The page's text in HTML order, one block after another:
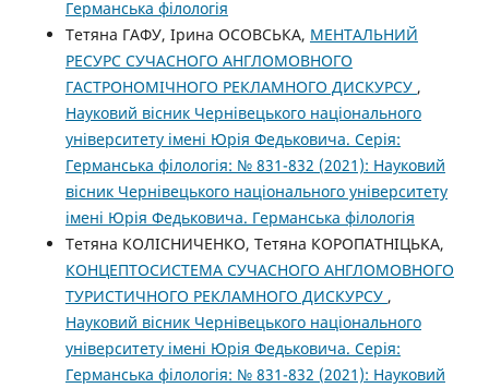
Германська філологія
Тетяна ГАФУ, Ірина ОСОВСЬКА, МЕНТАЛЬНИЙ
РЕСУРС СУЧАСНОГО АНГЛОМОВНОГО
ГАСТРОНОМІЧНОГО РЕКЛАМНОГО ДИСКУРСУ ,
Науковий вісник Чернівецького національного
університету імені Юрія Федьковича. Серія:
Германська філологія: № 831-832 (2021): Науковий
вісник Чернівецького національного університету
імені Юрія Федьковича. Германська філологія
Тетяна КОЛІСНИЧЕНКО, Тетяна КОРОПАТНІЦЬКА,
КОНЦЕПТОСИСТЕМА СУЧАСНОГО АНГЛОМОВНОГО
ТУРИСТИЧНОГО РЕКЛАМНОГО ДИСКУРСУ ,
Науковий вісник Чернівецького національного
університету імені Юрія Федьковича. Серія:
Германська філологія: № 831-832 (2021): Науковий